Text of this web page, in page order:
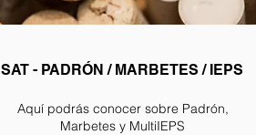
SAT - PADRÓN / MARBETES / IEPS
Aquí podrás conocer sobre Padrón,
Marbetes y MultiIEPS